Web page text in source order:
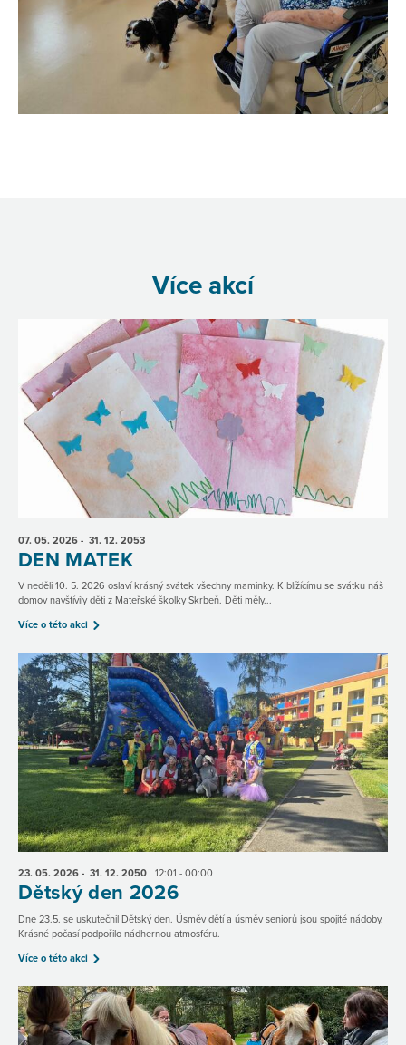
Více akcí
07. 05. 2026 - 31. 12. 2053
DEN MATEK
V neděli 10. 5. 2026 oslaví krásný svátek všechny maminky. K blížícímu se svátku náš
domov navštívily děti z Mateřské školky Skrbeň. Děti měly...
Více o této akci
23. 05. 2026 - 31. 12. 2050 12:01 - 00:00
Dětský den 2026
Dne 23.5. se uskutečnil Dětský den. Úsměv dětí a úsměv seniorů jsou spojité nádoby.
Krásné počasí podpořilo nádhernou atmosféru.
Více o této akci